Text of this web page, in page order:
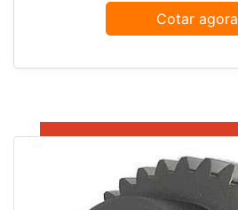
Cotar agora